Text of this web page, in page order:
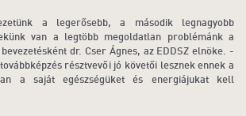
a legerősebb, a második legnagyobb
van a legtöbb megoldatlan problémánk a
dr. Cser Ágnes, az EDDSZ elnöke. -
résztvevői jó követői lesznek ennek a
a saját egészségüket és energiájukat kell